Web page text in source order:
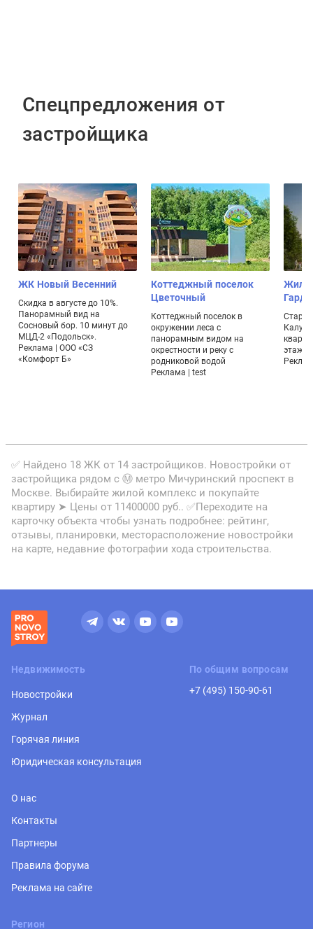
Спецпредложения от
застройщика
ЖК Новый Весенний
Скидка в августе до 10%.
Панорамный вид на
Сосновый бор. 10 минут до
МЦД-2 «Подольск».
Реклама | ООО «СЗ
«Комфорт Б»
Коттеджный поселок
Цветочный
Коттеджный поселок в
окружении леса с
панорамным видом на
окрестности и реку с
родниковой водой
Реклама | test
Старт
✅ Найдено 18 ЖК от 14 застройщиков. Новостройки от
застройщика рядом с Ⓜ метро Мичуринский проспект в
Москве. Выбирайте жилой комплекс и покупайте
квартиру ➤ Цены от 11400000 руб.. ✅Переходите на
карточку объекта чтобы узнать подробнее: рейтинг,
отзывы, планировки, месторасположение новостройки
на карте, недавние фотографии хода строительства.
Недвижимость
Новостройки
Журнал
Горячая линия
Юридическая консультация
По общим вопросам
+7 (495) 150-90-61
О нас
Контакты
Партнеры
Правила форума
Реклама на сайте
Регион